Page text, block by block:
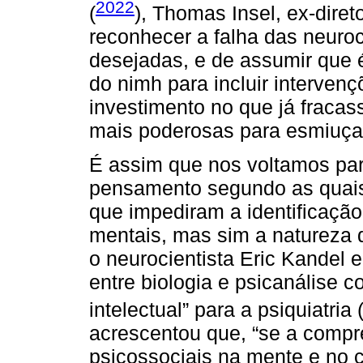
(2022), Thomas Insel, ex-
reconhecer a falha das
desejadas, e de assumir que
do nimh para incluir
investimento no que já
mais poderosas para
É assim que nos voltamos
pensamento segundo as
que impediram a
mentais, mas sim a natureza
o neurocientista Eric Kandel
entre biologia e psicanálise
intelectual” para a psiquiatria (
acrescentou que, “se a
psicossociais na mente e no